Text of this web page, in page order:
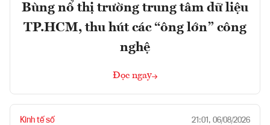
Bùng nổ thị trường trung tâm dữ liệu
TP.HCM, thu hút các “ông lớn” công
nghệ
Đọc ngay
Kinh tế số 21:01, 06/08/2026